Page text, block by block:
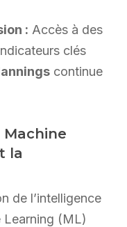
: Accès à des
clés
continue
Machine
la
de l’intelligence
(ML)